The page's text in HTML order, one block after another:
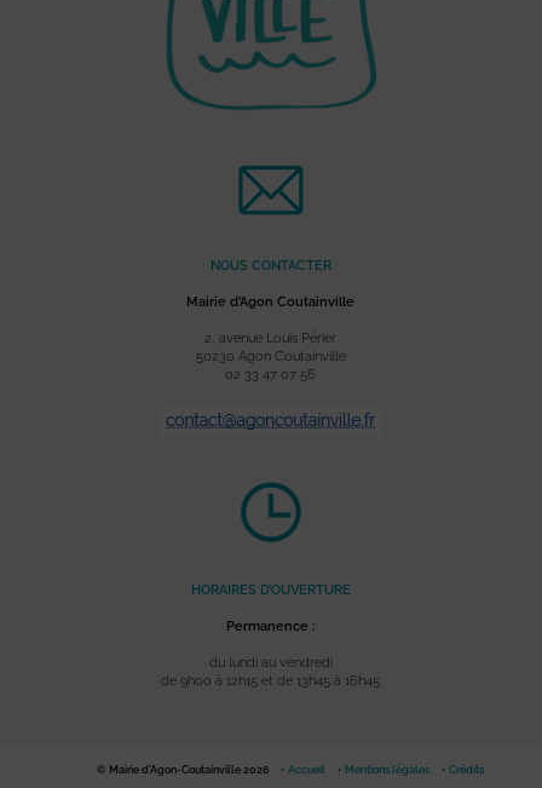
NOUS CONTACTER
Mairie d’Agon Coutainville
2, avenue Louis Périer
50230 Agon Coutainville
02 33 47 07 56
HORAIRES D’OUVERTURE
Permanence :
du lundi au vendredi
de 9h00 à 12h15 et de 13h45 à 16h45
© Mairie d'Agon-Coutainville 2026 Accueil Mentions légales Crédits